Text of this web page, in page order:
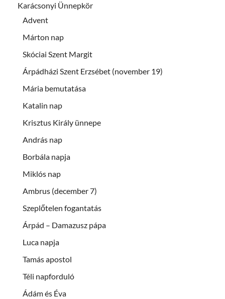
Karácsonyi Ünnepkör
Advent
Márton nap
Skóciai Szent Margit
Árpádházi Szent Erzsébet (november 19)
Mária bemutatása
Katalin nap
Krisztus Király ünnepe
András nap
Borbála napja
Miklós nap
Ambrus (december 7)
Szeplőtelen fogantatás
Árpád – Damazusz pápa
Luca napja
Tamás apostol
Téli napforduló
Ádám és Éva